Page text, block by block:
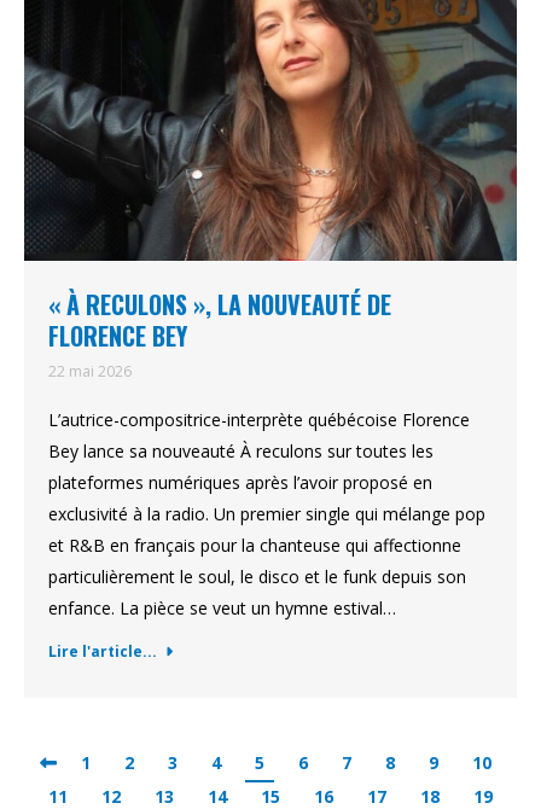
« À RECULONS », LA NOUVEAUTÉ DE
FLORENCE BEY
22 mai 2026
L’autrice-compositrice-interprète québécoise Florence
Bey lance sa nouveauté À reculons sur toutes les
plateformes numériques après l’avoir proposé en
exclusivité à la radio. Un premier single qui mélange pop
et R&B en français pour la chanteuse qui affectionne
particulièrement le soul, le disco et le funk depuis son
enfance. La pièce se veut un hymne estival…
Lire l'article...
1 2 3 4 5 6 7 8 9
10
11
12 13 14 15 16 17 18
19